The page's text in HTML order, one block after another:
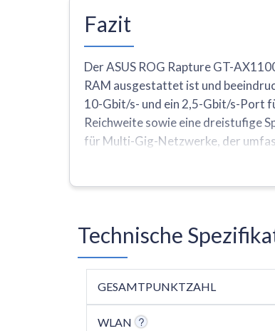
Fazit
Der ASUS ROG Rapture GT-
RAM ausgestattet ist und
10-Gbit/s- und ein 2,5-Gbit/s-Port
Reichweite sowie eine dreistufige
für Multi-Gig-Netzwerke, der
gelten der sehr hohe
Technische
GESAMTPUNKTZAHL
WLAN